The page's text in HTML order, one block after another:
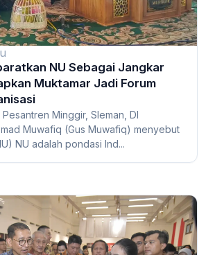
NU Sebagai Jangkar
Muktamar Jadi Forum
Minggir, Sleman, DI
Muwafiq (Gus Muwafiq) menyebut
NU adalah pondasi Ind...